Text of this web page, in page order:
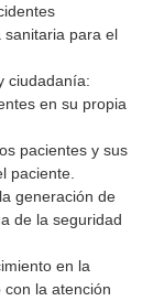
sanitaria para el
ciudadanía:
en su propia
pacientes y sus
paciente.
generación de
de la seguridad
en la
la atención